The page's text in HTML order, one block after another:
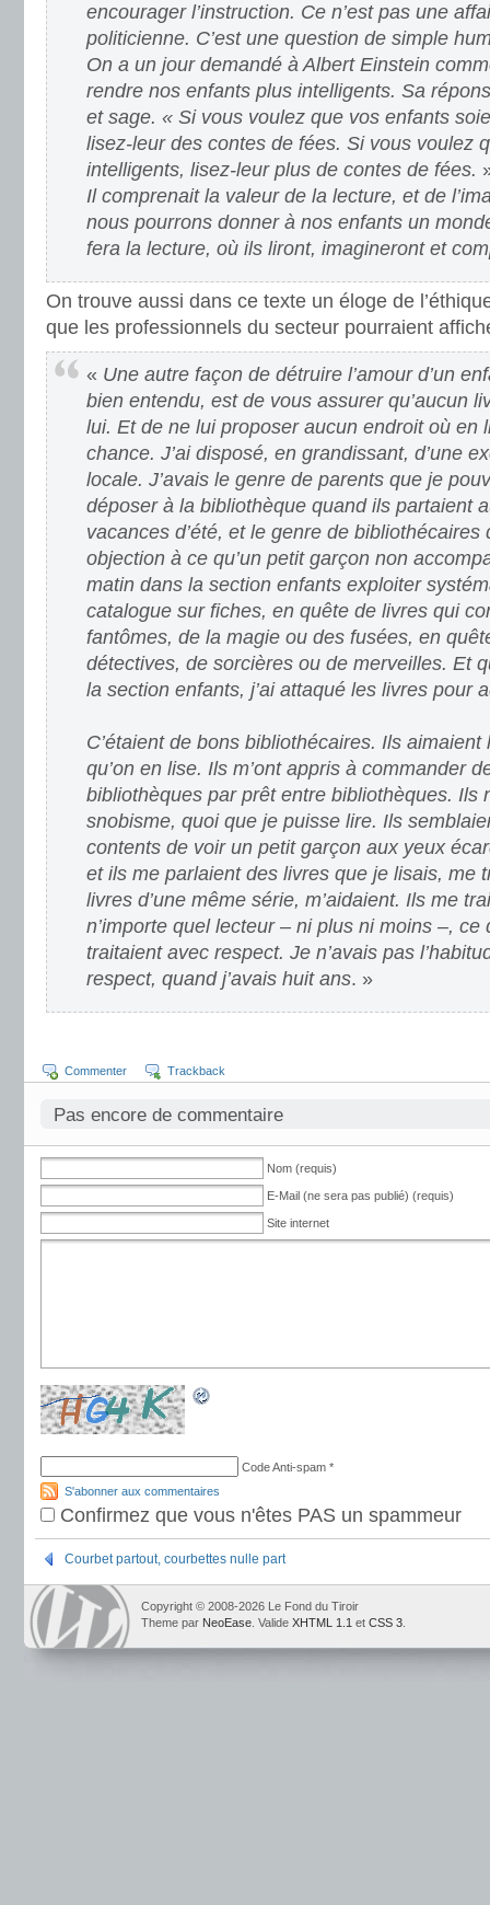
encourager l’instruction. Ce n’est pas une
politicienne. C’est une question de simple
On a un jour demandé à Albert Einstein
rendre nos enfants plus intelligents. Sa
et sage. « Si vous voulez que vos enfants
lisez-leur des contes de fées. Si vous voulez
intelligents, lisez-leur plus de contes de fées.
Il comprenait la valeur de la lecture, et de
nous pourrons donner à nos enfants un
fera la lecture, où ils liront, imagineront et
On trouve aussi dans ce texte un éloge de
que les professionnels du secteur pourraient
« Une autre façon de détruire l’amour d’un
bien entendu, est de vous assurer qu’aucun
lui. Et de ne lui proposer aucun endroit où en
chance. J’ai disposé, en grandissant, d’une
locale. J’avais le genre de parents que je
déposer à la bibliothèque quand ils partaient
vacances d’été, et le genre de bibliothécaires
objection à ce qu’un petit garçon non
matin dans la section enfants exploiter
catalogue sur fiches, en quête de livres qui
fantômes, de la magie ou des fusées, en
détectives, de sorcières ou de merveilles. Et
la section enfants, j’ai attaqué les livres pour
C’étaient de bons bibliothécaires. Ils
qu’on en lise. Ils m’ont appris à commander
bibliothèques par prêt entre bibliothèques. Ils
snobisme, quoi que je puisse lire. Ils
contents de voir un petit garçon aux yeux
et ils me parlaient des livres que je lisais, me
livres d’une même série, m’aidaient. Ils me
n’importe quel lecteur – ni plus ni moins –, ce
traitaient avec respect. Je n’avais pas
respect, quand j’avais huit ans. »
Commenter Trackback
Pas encore de commentaire
Nom (requis)
E-Mail (ne sera pas publié) (requis)
Site internet
Code Anti-spam *
S'abonner aux commentaires
Confirmez que vous n'êtes PAS un spammeur
Courbet partout, courbettes nulle part
Copyright © 2008-2026 Le Fond du Tiroir
Theme par NeoEase . Valide XHTML 1.1 et CSS 3